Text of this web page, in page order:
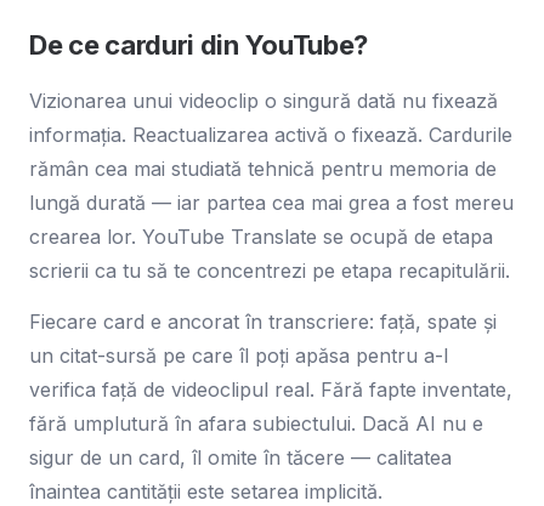
De ce carduri din YouTube?
Vizionarea unui videoclip o singură dată nu fixează
informația. Reactualizarea activă o fixează. Cardurile
rămân cea mai studiată tehnică pentru memoria de
lungă durată — iar partea cea mai grea a fost mereu
crearea lor. YouTube Translate se ocupă de etapa
scrierii ca tu să te concentrezi pe etapa recapitulării.
Fiecare card e ancorat în transcriere: față, spate și
un citat-sursă pe care îl poți apăsa pentru a-l
verifica față de videoclipul real. Fără fapte inventate,
fără umplutură în afara subiectului. Dacă AI nu e
sigur de un card, îl omite în tăcere — calitatea
înaintea cantității este setarea implicită.